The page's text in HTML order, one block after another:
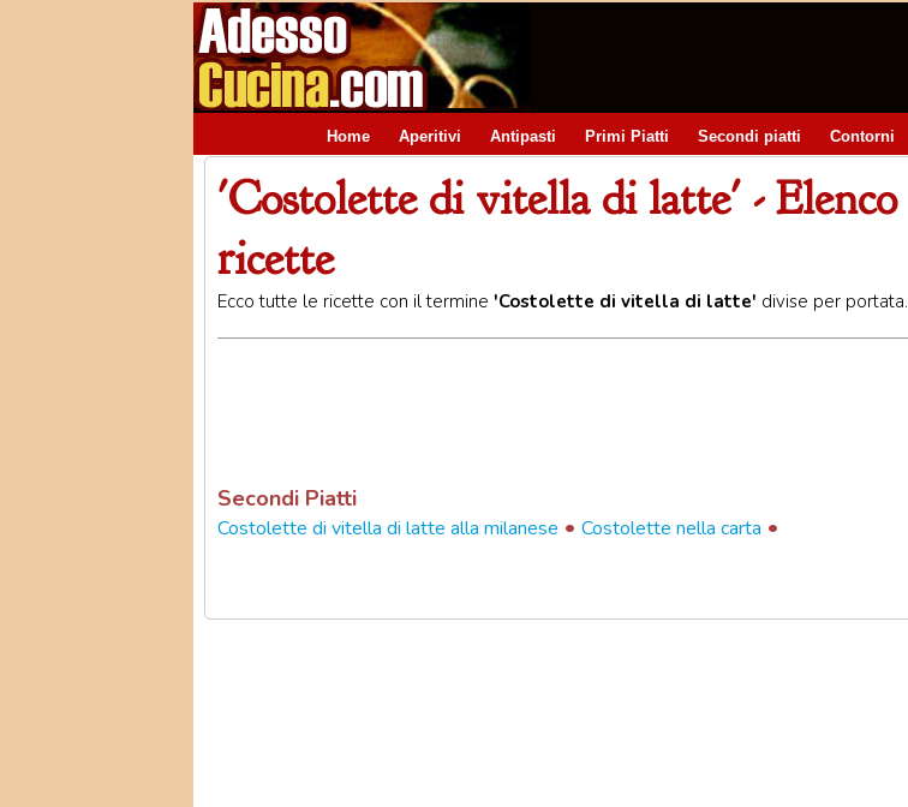
Home Aperitivi Antipasti Primi Piatti Secondi piatti Contorni
'Costolette di vitella di latte' - Elenco
ricette
Ecco tutte le ricette con il termine 'Costolette di vitella di latte' divise per portata.
Secondi Piatti
Costolette di vitella di latte alla milanese • Costolette nella carta •